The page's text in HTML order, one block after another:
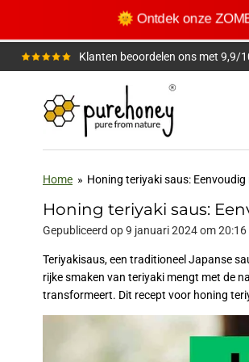
🌞 Ontdek onze
Klanten beoordelen ons met 9,9/
Home » Honing teriyaki saus:
Honing teriyaki saus:
Gepubliceerd op 9 januari 2024 om 20:16
Teriyakisaus, een traditioneel Japanse
rijke smaken van teriyaki mengt met de
transformeert. Dit recept voor honing